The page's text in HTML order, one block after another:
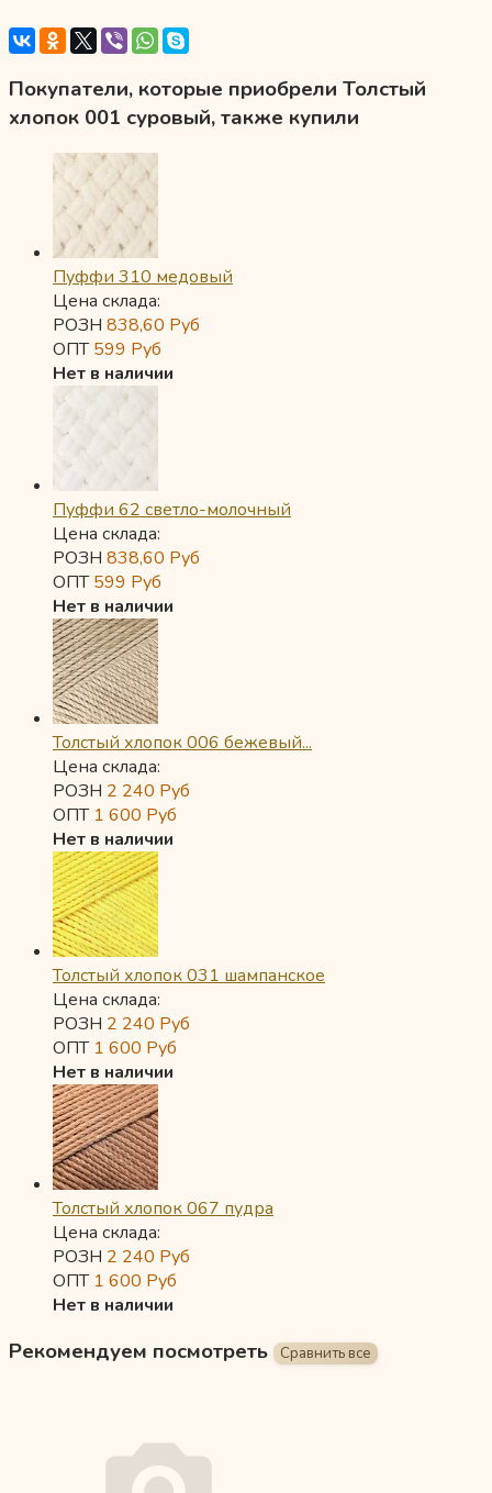
Покупатели, которые приобрели Толстый
хлопок 001 суровый, также купили
Пуффи 310 медовый
Цена склада:
РОЗН 838,60 Руб
ОПТ599 Руб
Нет в наличии
Пуффи 62 светло-молочный
Цена склада:
РОЗН 838,60 Руб
ОПТ599 Руб
Нет в наличии
Толстый хлопок 006 бежевый...
Цена склада:
РОЗН 2 240 Руб
ОПТ 1 600 Руб
Нет в наличии
Толстый хлопок 031 шампанское
Цена склада:
РОЗН 2 240 Руб
ОПТ 1 600 Руб
Нет в наличии
Толстый хлопок 067 пудра
Цена склада:
РОЗН 2 240 Руб
ОПТ 1 600 Руб
Нет в наличии
Рекомендуем посмотреть